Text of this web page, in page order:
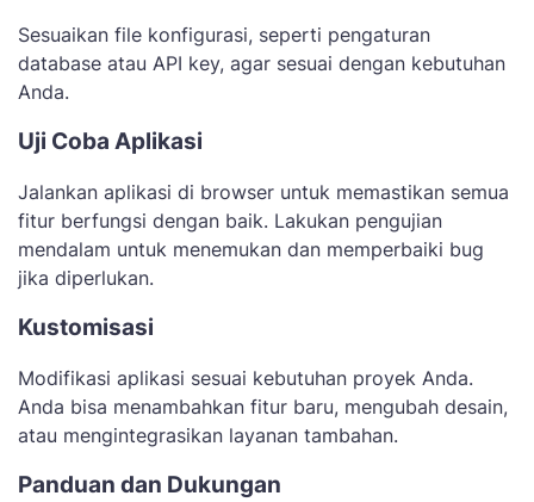
Sesuaikan file konfigurasi, seperti pengaturan
database atau API key, agar sesuai dengan kebutuhan
Anda.
Uji Coba Aplikasi
Jalankan aplikasi di browser untuk memastikan semua
fitur berfungsi dengan baik. Lakukan pengujian
mendalam untuk menemukan dan memperbaiki bug
jika diperlukan.
Kustomisasi
Modifikasi aplikasi sesuai kebutuhan proyek Anda.
Anda bisa menambahkan fitur baru, mengubah desain,
atau mengintegrasikan layanan tambahan.
Panduan dan Dukungan